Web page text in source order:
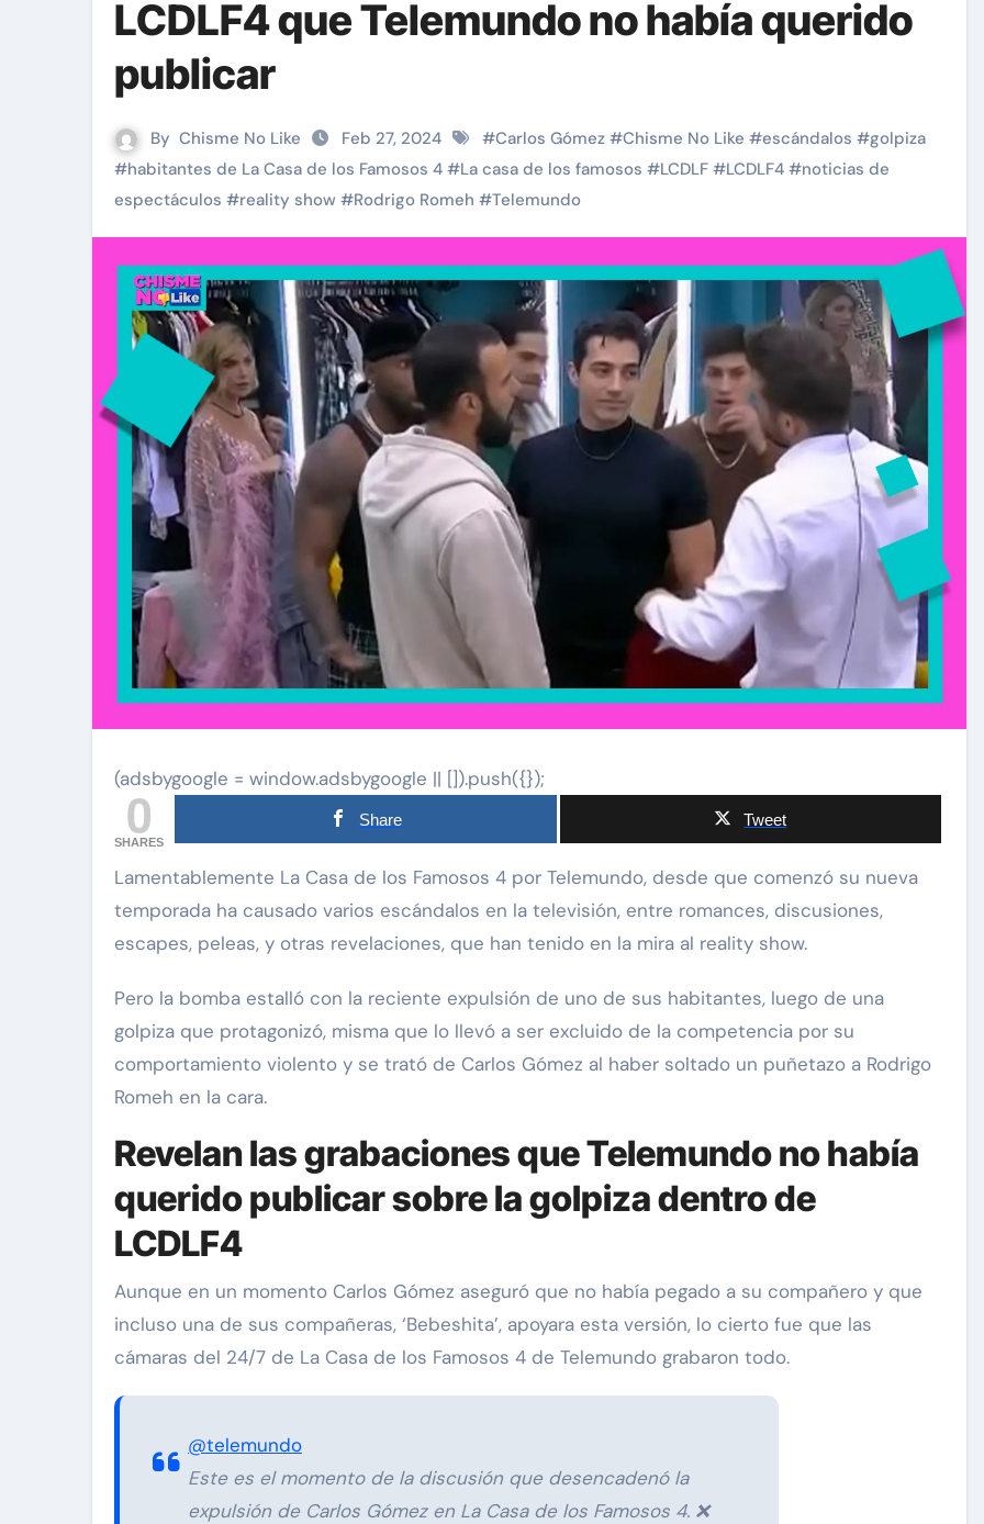
LCDLF4 que Telemundo no había querido
publicar
By Chisme No Like Feb 27, 2024 #Carlos Gómez #Chisme No Like #escándalos #golpiza
#habitantes de La Casa de los Famosos 4 #La casa de los famosos #LCDLF #LCDLF4 #noticias de
espectáculos #reality show #Rodrigo Romeh #Telemundo
(adsbygoogle = window.adsbygoogle || []).push({});
0
SHARES
Share Tweet
Lamentablemente La Casa de los Famosos 4 por Telemundo, desde que comenzó su nueva
temporada ha causado varios escándalos en la televisión, entre romances, discusiones,
escapes, peleas, y otras revelaciones, que han tenido en la mira al reality show.
Pero la bomba estalló con la reciente expulsión de uno de sus habitantes, luego de una
golpiza que protagonizó, misma que lo llevó a ser excluido de la competencia por su
comportamiento violento y se trató de Carlos Gómez al haber soltado un puñetazo a Rodrigo
Romeh en la cara.
Revelan las grabaciones que Telemundo no había
querido publicar sobre la golpiza dentro de
LCDLF4
Aunque en un momento Carlos Gómez aseguró que no había pegado a su compañero y que
incluso una de sus compañeras, ‘Bebeshita’, apoyara esta versión, lo cierto fue que las
cámaras del 24/7 de La Casa de los Famosos 4 de Telemundo grabaron todo.
@telemundo
Este es el momento de la discusión que desencadenó la
expulsión de Carlos Gómez en La Casa de los Famosos 4. ❌
visita a
el hospital:
la vida que
Luis Enrique Guzmán se
sincera sobre situación de
Silvia Pinal y declara: “Está
Entre lágrimas, asistente de
Silvia Pinal revela nuevos